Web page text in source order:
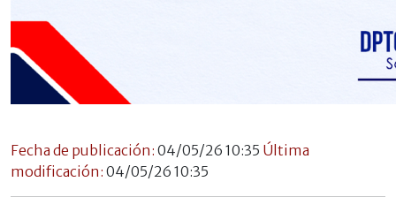
Fecha de publicación: 04/05/26 10:35 Última
modificación: 04/05/26 10:35